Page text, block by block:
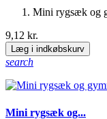
Mini rygsæk og
9,12 kr.
Læg i indkøbskurv
search
Mini rygsæk og...